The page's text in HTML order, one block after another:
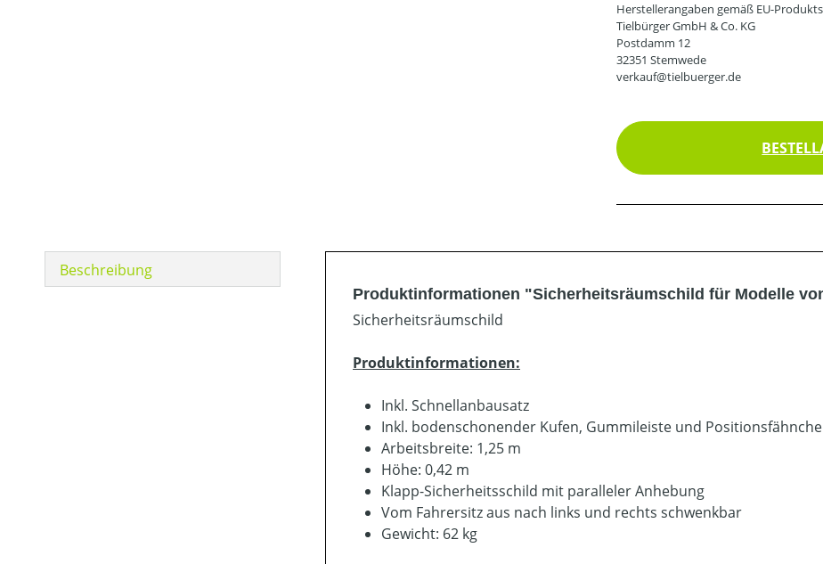
Herstellerangaben gemäß EU-
Tielbürger GmbH & Co. KG
Postdamm 12
32351 Stemwede
verkauf@tielbuerger.de
Beschreibung
Produktinformationen "Sicherheitsräumschild für Modelle
Sicherheitsräumschild
Produktinformationen:
Inkl. Schnellanbausatz
Inkl. bodenschonender Kufen, Gummileiste und
Arbeitsbreite: 1,25 m
Höhe: 0,42 m
Klapp-Sicherheitsschild mit paralleler Anhebung
Vom Fahrersitz aus nach links und rechts schwenkbar
Gewicht: 62 kg